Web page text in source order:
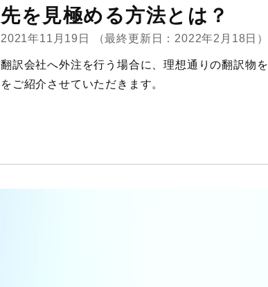
先を見極める方法とは？
2021年11月19日 （最終更新日：2022年2月18日）
翻訳会社へ外注を行う場合に、理想通りの翻訳物
をご紹介させていただきます。